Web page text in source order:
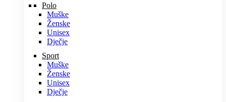
Polo
Muške
Ženske
Unisex
Dječje
Sport
Muške
Ženske
Unisex
Dječje